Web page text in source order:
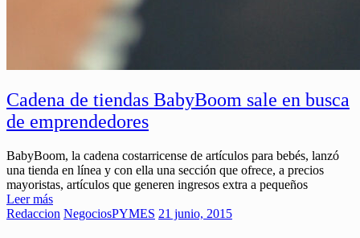
Cadena de tiendas BabyBoom sale en busca
de emprendedores
BabyBoom, la cadena costarricense de artículos para bebés, lanzó
una tienda en línea y con ella una sección que ofrece, a precios
mayoristas, artículos que generen ingresos extra a pequeños
Leer más
Redaccion NegociosPYMES 21 junio, 2015